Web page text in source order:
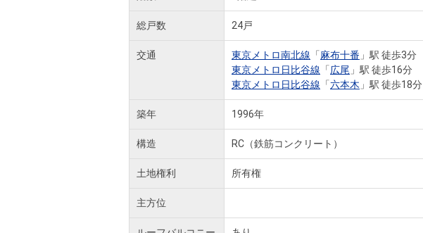
総戸数 24戸
交通 東京メトロ南北線 「麻布十番 」駅 徒歩3分
東京メトロ日比谷線 「広尾 」駅 徒歩16分
東京メトロ日比谷線 「六本木 」駅 徒歩18分
築年 1996年
構造 RC（鉄筋コンクリート）
土地権利 所有権
主方位